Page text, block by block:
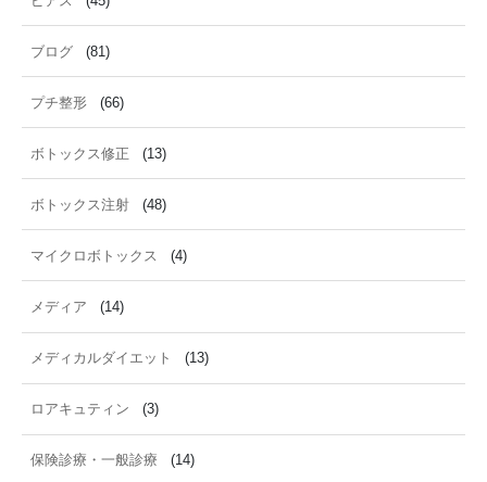
ブログ (81)
プチ整形 (66)
ボトックス修正 (13)
ボトックス注射 (48)
マイクロボトックス (4)
メディア (14)
メディカルダイエット (13)
ロアキュティン (3)
保険診療・一般診療 (14)